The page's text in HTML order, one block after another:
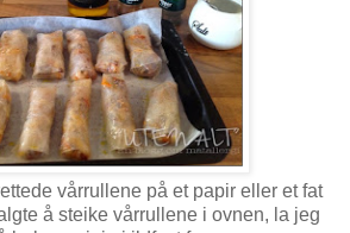
vårrullene på et papir eller et fat
å steike vårrullene i ovnen, la jeg